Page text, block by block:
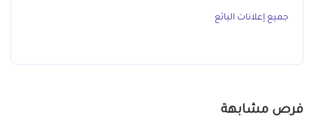
جميع إعلانات البائع
فرص مشابهة